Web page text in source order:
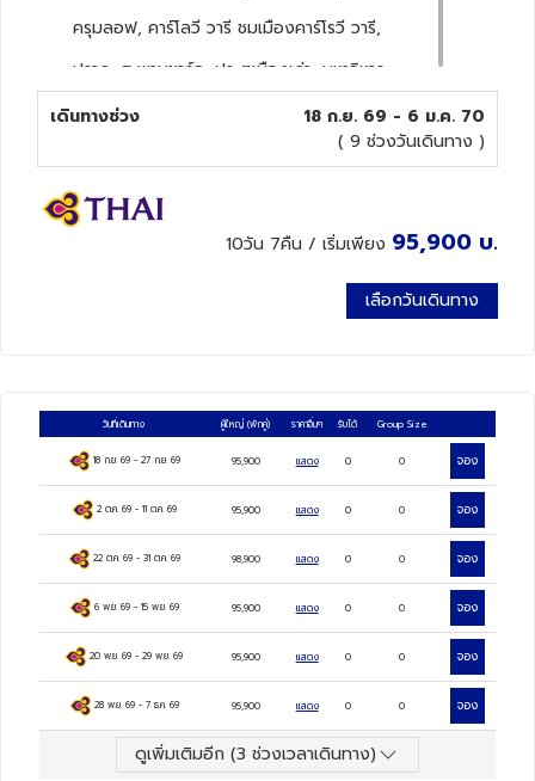
ครุมลอฟ, คาร์โลวี วารี ชมเมืองคาร์โรวี วารี,
ปราก, สะพานชาร์ล, ประตูเมืองเก่า, มหาวิหาร
เซนต์วิตุส เข้าชมปราสาทแห่งปราก, บราติสลาวา,
ถ่ายรูปปราสาทบราติสลาวา, ชมเมืองเก่าบราติ
สลาวา, บูดาเปสต์, โบสถ์แมทเธียส, ป้อมชาว
ประมง, ล่องเรือแม่น้ำดานูบ, Parndorf Outlet,
เวียนนา, เข้าชมพระราชวังเชินบรุนน์, ถนนคาร์ท
เนอร์ ฮัลสตัท, Designer Outlet Salzburg
ครุมลอฟ, คาร์โลวี วารี ชมเมืองคาร์โรวี วารี,
ปราก, สะพานชาร์ล, ประตูเมืองเก่า, มหาวิหาร
เซนต์วิตุส เข้าชมปราสาทแห่งปราก, บราติสลาวา,
ถ่ายรูปปราสาทบราติสลาวา, ชมเมืองเก่าบราติ
สลาวา, บูดาเปสต์, โบสถ์แมทเธียส, ป้อมชาว
ประมง, ล่องเรือแม่น้ำดานูบ, Parndorf Outlet,
เวียนนา, เข้าชมพระราชวังเชินบรุนน์, ถนนคาร์ท
เนอร์ ฮัลสตัท, Designer Outlet Salzburg
เดินทางช่วง
18 ก.ย. 69 - 6 ม.ค. 70
( 9 ช่วงวันเดินทาง )
10วัน 7คืน / เริ่มเพียง 95,900 บ.
เลือกวันเดินทาง
วันที่เดินทาง ผู้ใหญ่(พักคู่) ราคาอื่นๆ รับได้ Group Size
18 ก.ย. 69- 27 ก.ย. 69 95,900 แสดง 0 0 จอง
2 ต.ค. 69- 11 ต.ค. 69 95,900 แสดง 0 0 จอง
22 ต.ค. 69- 31 ต.ค. 69 98,900 แสดง 0 0 จอง
6 พ.ย. 69- 15 พ.ย. 69 95,900 แสดง 0 0 จอง
20 พ.ย. 69 -29 พ.ย. 69 95,900 แสดง 0 0 จอง
28 พ.ย. 69- 7 ธ.ค. 69 95,900 แสดง 0 0 จอง
ดูเพิ่มเติมอีก (3 ช่วงเวลาเดินทาง)